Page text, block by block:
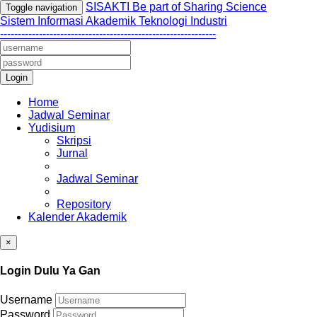
Toggle navigation
SISAKTI Be part of Sharing Science
Sistem Informasi Akademik Teknologi Industri
-------------------------------------------------------------
Login
Home
Jadwal Seminar
Yudisium
Skripsi
Jurnal
Jadwal Seminar
Repository
Kalender Akademik
×
Login Dulu Ya Gan
Username
Password